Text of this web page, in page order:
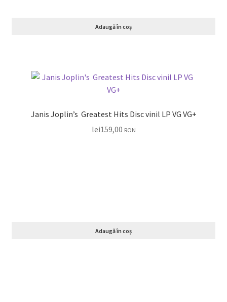
Adaugă în coș
Janis Joplin’s Greatest Hits Disc vinil LP VG VG+
lei159,00 RON
Adaugă în coș